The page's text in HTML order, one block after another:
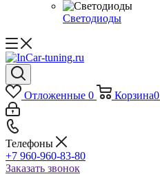
Светодиоды
Отложенные 0 Корзина0
Телефоны
+7 960-960-83-80
Заказать звонок